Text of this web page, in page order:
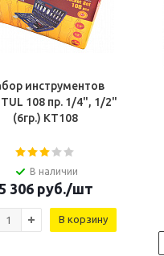
инструментов
108 пр. 1/4", 1/2"
(6гр.) КТ108
В наличии
5 306руб./шт
В корзину